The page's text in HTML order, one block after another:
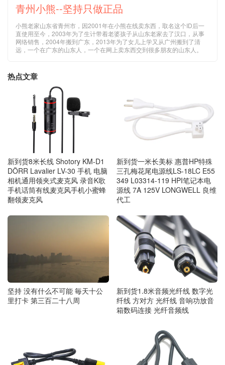
青州小熊--坚持只做正品
小熊老家山东省青州市，因2001年在小熊在线卖东西，取名这个ID后一
直使用至今，2003年为了生计带着老婆孩子从山东老家去了汉口，从事
网络销售，2004年搬到广东，2013年为了女儿上学又从广州搬到了清
远，一个在广东的山东人，一个在网上卖东西交到很多朋友的山东人。
热点文章
新到货8米长线 Shotory KM-D1
DÖRR Lavalier LV-30 手机 电脑
相机通用领夹式麦克风 录音K歌
手机话筒有线麦克风手机小蜜蜂
翻领麦克风
新到货一米长美标 惠普HP特殊
三孔梅花尾电源线LS-18LC E55
349 L03314-119 HPI笔记本电
源线 7A 125V LONGWELL 良维
代工
坚持 没有什么不可能 毎天十公
里打卡 第三百二十八周
新到货1.8米音频光纤线 数字光
纤线 方对方 光纤线 音响功放音
箱数码连接 光纤音频线